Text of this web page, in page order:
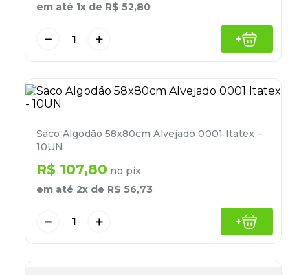
em até 1x de R$ 52,80
＋
－ +
Saco Algodão 58x80cm Alvejado 0001 Itatex -
10UN
R$ 107,80 no pix
em até 2x de R$ 56,73
＋
－ +
º marca texto